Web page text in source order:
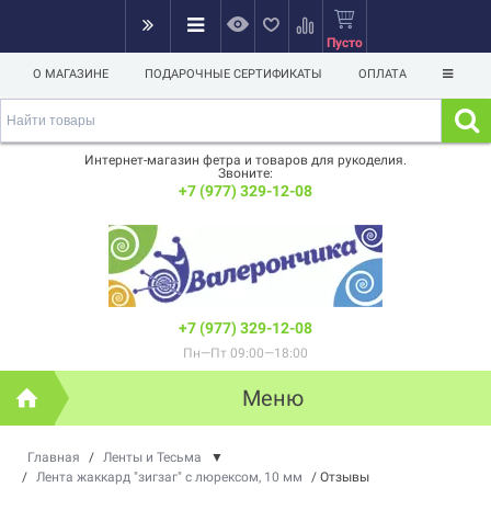
Пусто
О МАГАЗИНЕ ПОДАРОЧНЫЕ СЕРТИФИКАТЫ ОПЛАТА
Интернет-магазин фетра и товаров для рукоделия.
Звоните:
+7 (977) 329-12-08
+7 (977) 329-12-08
Пн—Пт 09:00—18:00
Меню
Главная / Ленты и Тесьма
▼
/ Лента жаккард "зигзаг" с люрексом, 10 мм / Отзывы